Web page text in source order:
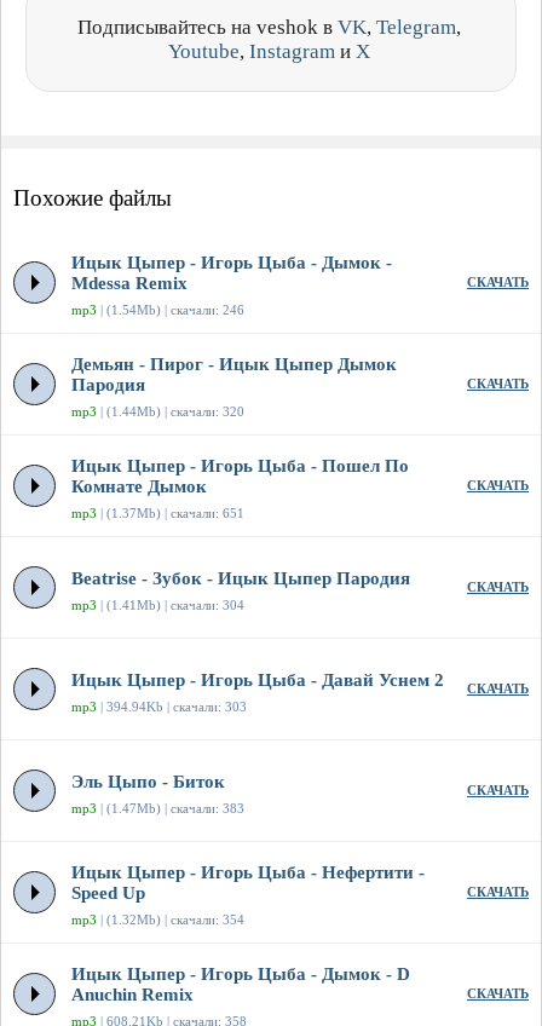
Подписывайтесь на veshok в VK, Telegram,
Youtube, Instagram и X
Похожие файлы
Ицык Цыпер - Игорь Цыба - Дымок -
Mdessa Remix
mp3 | (1.54Mb) | скачали: 246
СКАЧАТЬ
Демьян - Пирог - Ицык Цыпер Дымок
Пародия
mp3 | (1.44Mb) | скачали: 320
СКАЧАТЬ
Ицык Цыпер - Игорь Цыба - Пошел По
Комнате Дымок
mp3 | (1.37Mb) | скачали: 651
СКАЧАТЬ
Beatrise - Зубок - Ицык Цыпер Пародия
mp3 | (1.41Mb) | скачали: 304
СКАЧАТЬ
Ицык Цыпер - Игорь Цыба - Давай Уснем 2
mp3 | 394.94Kb | скачали: 303
СКАЧАТЬ
Эль Цыпо - Биток
mp3 | (1.47Mb) | скачали: 383
СКАЧАТЬ
Ицык Цыпер - Игорь Цыба - Нефертити -
Speed Up
mp3 | (1.32Mb) | скачали: 354
СКАЧАТЬ
Ицык Цыпер - Игорь Цыба - Дымок - D
Anuchin Remix
mp3 | 608.21Kb | скачали: 358
СКАЧАТЬ